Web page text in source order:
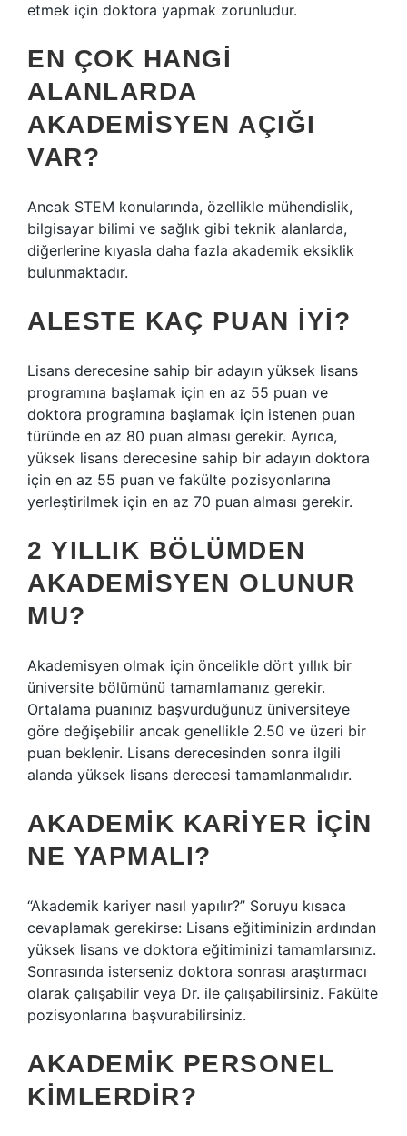
etmek için doktora yapmak zorunludur.
EN ÇOK HANGI
ALANLARDA
AKADEMISYEN AÇIĞI
VAR?
Ancak STEM konularında, özellikle mühendislik,
bilgisayar bilimi ve sağlık gibi teknik alanlarda,
diğerlerine kıyasla daha fazla akademik eksiklik
bulunmaktadır.
ALESTE KAÇ PUAN IYI?
Lisans derecesine sahip bir adayın yüksek lisans
programına başlamak için en az 55 puan ve
doktora programına başlamak için istenen puan
türünde en az 80 puan alması gerekir. Ayrıca,
yüksek lisans derecesine sahip bir adayın doktora
için en az 55 puan ve fakülte pozisyonlarına
yerleştirilmek için en az 70 puan alması gerekir.
2 YILLIK BÖLÜMDEN
AKADEMISYEN OLUNUR
MU?
Akademisyen olmak için öncelikle dört yıllık bir
üniversite bölümünü tamamlamanız gerekir.
Ortalama puanınız başvurduğunuz üniversiteye
göre değişebilir ancak genellikle 2.50 ve üzeri bir
puan beklenir. Lisans derecesinden sonra ilgili
alanda yüksek lisans derecesi tamamlanmalıdır.
AKADEMIK KARIYER IÇIN
NE YAPMALI?
“Akademik kariyer nasıl yapılır?” Soruyu kısaca
cevaplamak gerekirse: Lisans eğitiminizin ardından
yüksek lisans ve doktora eğitiminizi tamamlarsınız.
Sonrasında isterseniz doktora sonrası araştırmacı
olarak çalışabilir veya Dr. ile çalışabilirsiniz. Fakülte
pozisyonlarına başvurabilirsiniz.
AKADEMIK PERSONEL
KIMLERDIR?